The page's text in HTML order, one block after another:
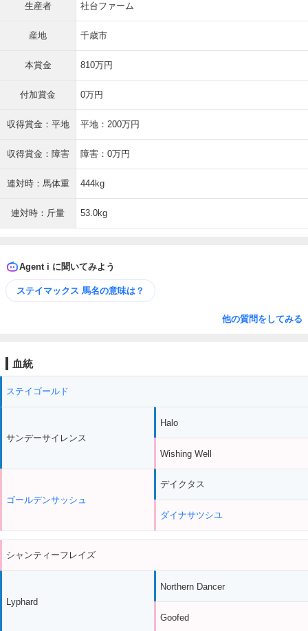
生産者 社台ファーム
産地 千歳市
本賞金 810万円
付加賞金 0万円
収得賞金：平地 平地：200万円
収得賞金：障害 障害：0万円
連対時：馬体重 444kg
連対時：斤量 53.0kg
Agent i に聞いてみよう
ステイマックス 馬名の意味は？
他の質問をしてみる
血統
ステイゴールド
サンデーサイレンス
ゴールデンサッシュ
Halo
Wishing Well
デイクタス
ダイナサツシユ
シャンティーフレイズ
Lyphard
Northern Dancer
Goofed